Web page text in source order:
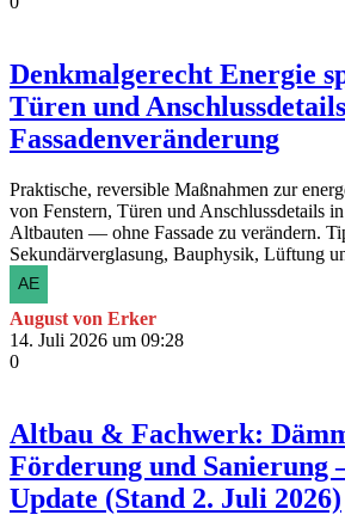
Denkmalgerecht Energie
Türen und
Fassadenveränderung
Praktische, reversible Maßnahmen zur
von Fenstern, Türen und Anschlussdetails
Altbauten — ohne Fassade zu verändern.
Sekundärverglasung, Bauphysik, Lüftung
August von Erker
14. Juli 2026 um 09:28
0
Altbau & Fachwerk:
Förderung und Sanierung
Update (Stand 2. Juli 2026)